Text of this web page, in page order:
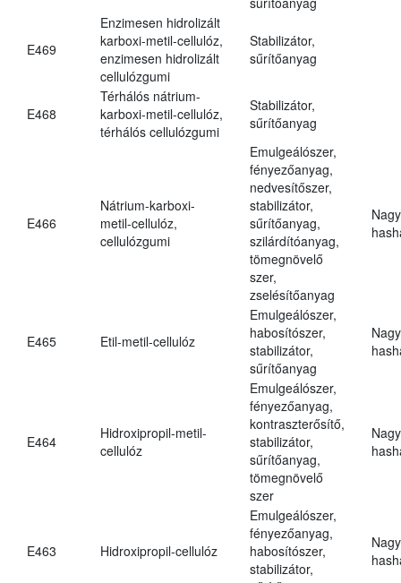
E469
Enzimesen hidrolizált
karboxi-metil-cellulóz,
enzimesen hidrolizált
cellulózgumi
Stabilizátor,
sűrítőanyag
E468
Térhálós nátrium-
karboxi-metil-cellulóz,
térhálós cellulózgumi
Stabilizátor,
sűrítőanyag
E466
Nátrium-karboxi-
metil-cellulóz,
cellulózgumi
Emulgeálószer,
fényezőanyag,
nedvesítőszer,
stabilizátor,
sűrítőanyag,
szilárdítóanyag,
tömegnövelő
szer,
zselésítőanyag
E465 Etil-metil-cellulóz
Emulgeálószer,
habosítószer,
stabilizátor,
sűrítőanyag
E464
Hidroxipropil-metil-
cellulóz
Emulgeálószer,
fényezőanyag,
kontraszterősítő,
stabilizátor,
sűrítőanyag,
tömegnövelő
szer
E463 Hidroxipropil-cellulóz
Emulgeálószer,
fényezőanyag,
habosítószer,
stabilizátor,